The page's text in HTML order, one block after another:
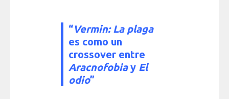
“Vermin: La plaga
es como un
crossover entre
Aracnofobiay El
odio”